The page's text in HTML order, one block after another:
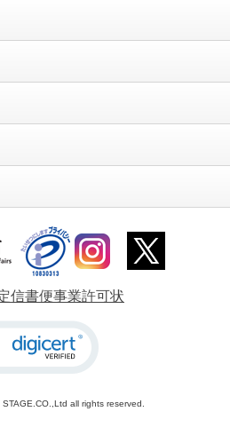
信書便事業許可状
all rights reserved.